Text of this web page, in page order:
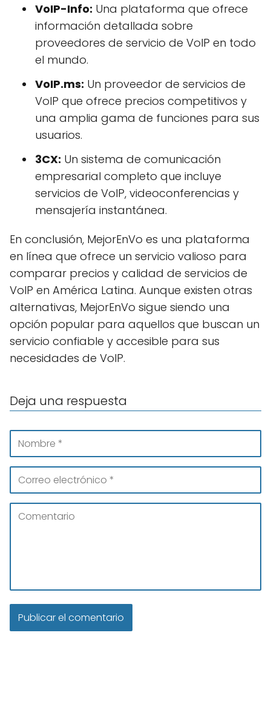
VoIP-Info: Una plataforma que ofrece
información detallada sobre
proveedores de servicio de VoIP en todo
el mundo.
VoIP.ms: Un proveedor de servicios de
VoIP que ofrece precios competitivos y
una amplia gama de funciones para sus
usuarios.
3CX: Un sistema de comunicación
empresarial completo que incluye
servicios de VoIP, videoconferencias y
mensajería instantánea.
En conclusión, MejorEnVo es una plataforma
en línea que ofrece un servicio valioso para
comparar precios y calidad de servicios de
VoIP en América Latina. Aunque existen otras
alternativas, MejorEnVo sigue siendo una
opción popular para aquellos que buscan un
servicio confiable y accesible para sus
necesidades de VoIP.
Deja una respuesta